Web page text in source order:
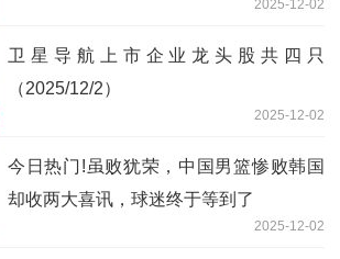
2025-12-02
卫星导航上市企业龙头股共四只
（2025/12/2）
2025-12-02
今日热门!虽败犹荣，中国男篮惨败韩国
却收两大喜讯，球迷终于等到了
2025-12-02